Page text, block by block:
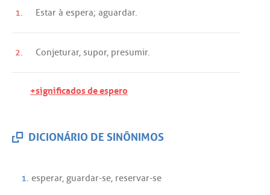
1. Estar à espera; aguardar.
2. Conjeturar, supor, presumir.
+significados de espero
DICIONÁRIO DE SINÔNIMOS
1. esperar, guardar-se, reservar-se